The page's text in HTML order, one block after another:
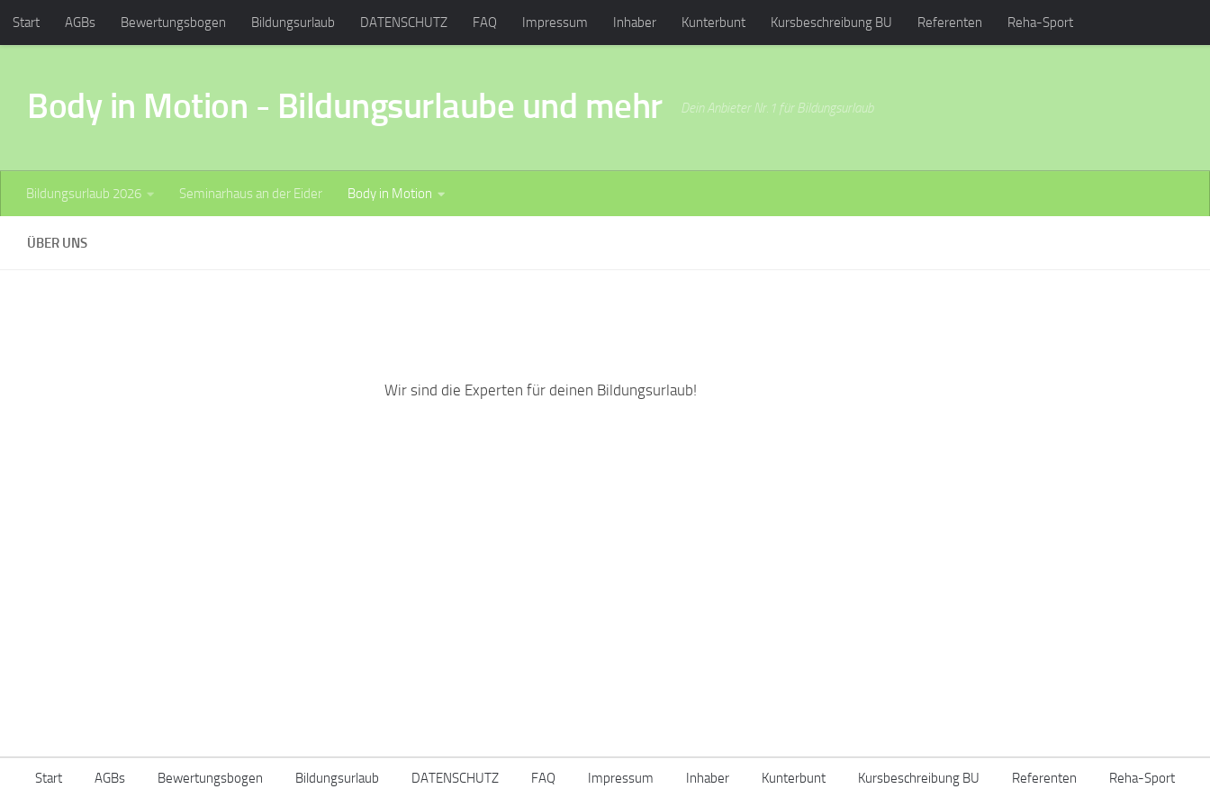
Zum Inhalt springen
Start AGBs Bewertungsbogen Bildungsurlaub DATENSCHUTZ FAQ Impressum Inhaber Kunterbunt Kursbeschreibung BU Referenten Reha-Sport
Body in Motion - Bildungsurlaube und mehr Dein Anbieter Nr.1 für Bildungsurlaub
Bildungsurlaub 2026 Seminarhaus an der Eider Body in Motion
ÜBER UNS
Wir sind die Experten für deinen Bildungsurlaub!
Start AGBs Bewertungsbogen Bildungsurlaub DATENSCHUTZ FAQ Impressum Inhaber Kunterbunt Kursbeschreibung BU Referenten Reha-Sport